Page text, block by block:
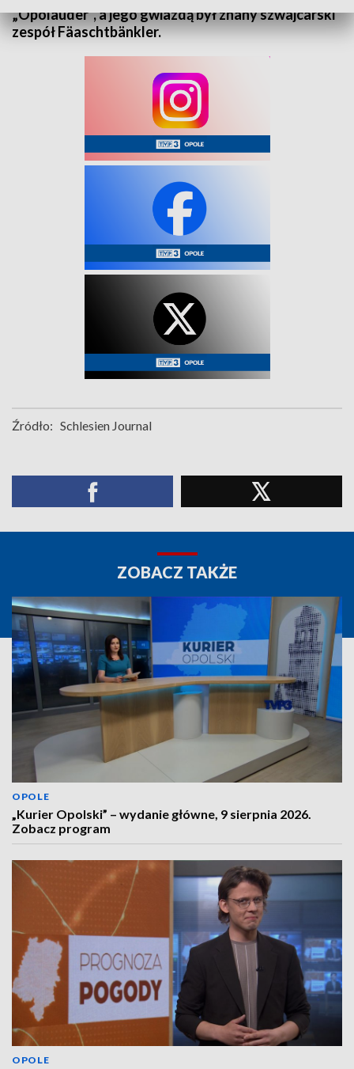
„Opolauder”, a jego gwiazdą był znany szwajcarski
zespół Fäaschtbänkler.
Źródło: Schlesien Journal
ZOBACZ TAKŻE
OPOLE
„Kurier Opolski” – wydanie główne, 9 sierpnia 2026.
Zobacz program
OPOLE